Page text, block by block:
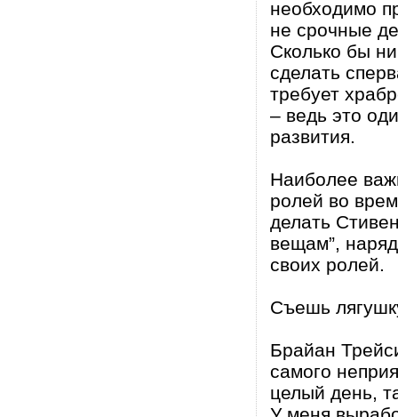
необходимо
не срочные
Сколько бы
сделать
требует
– ведь это
развития.
Наиболее
ролей во
делать
вещам”,
своих ролей.
Съешь
Брайан
самого
целый день,